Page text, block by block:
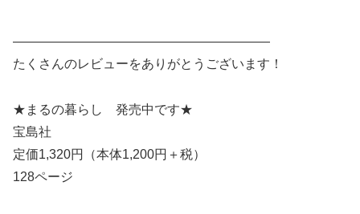
————————————————————
たくさんのレビューをありがとうございます！
★まるの暮らし 発売中です★
宝島社
定価1,320円（本体1,200円＋税）
128ページ